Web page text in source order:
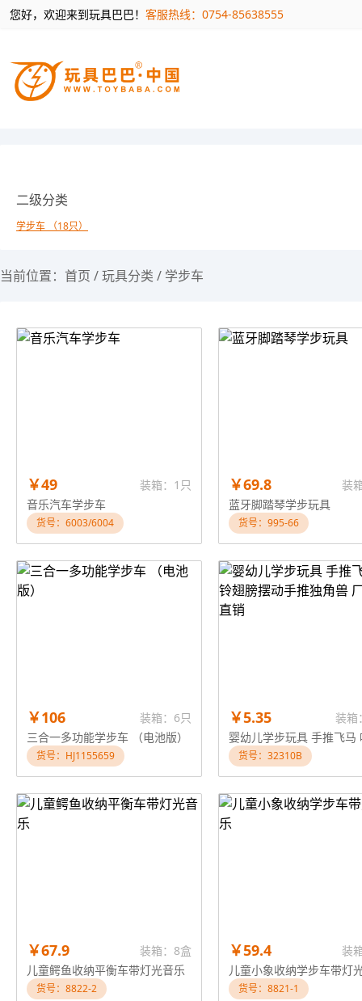
您好，欢迎来到玩具巴巴！ 客服热线：0754-85638555
二级分类
学步车 （18只）
当前位置： 首页 /玩具分类 / 学步车
￥49
装箱：1只
音乐汽车学步车
货号：6003/6004
￥69.8
装
蓝牙脚踏琴学步玩具
货号：995-66
￥106
装箱：6只
三合一多功能学步车 （电池版）
货号：HJ1155659
￥5.35 装箱
货号：32310B
￥67.9
装箱：8盒
儿童鳄鱼收纳平衡车带灯光音乐
货号：8822-2
￥59.4
装
儿童小象收纳学步车带灯
货号：8821-1